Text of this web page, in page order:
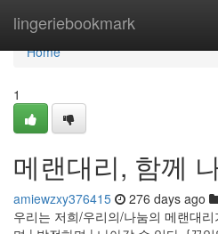
lingeriebookmark
Home
Home
1
메랜대리, 함께
amiewzxy376415 276 days ago
우리는 저희/우리의/나눔의 메랜대